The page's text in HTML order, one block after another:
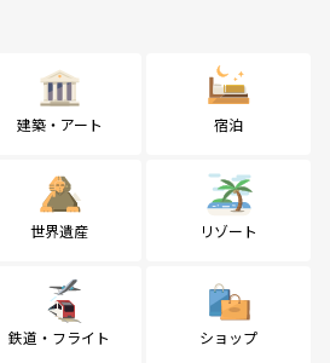
建築・アート 宿泊
世界遺産 リゾート
鉄道・フライト ショップ